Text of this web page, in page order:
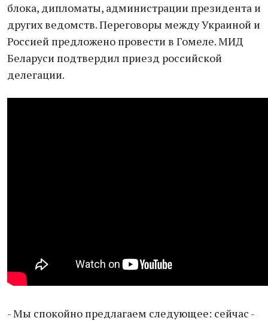
блока, дипломаты, администрации президента и
других ведомств. Переговоры между Украиной и
Россией предложено провести в Гомеле. МИД
Беларуси подтвердил приезд российской
делегации.
- Мы спокойно предлагаем следующее: сейчас -